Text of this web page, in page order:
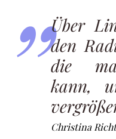
Über
den
die
kann,
Christina